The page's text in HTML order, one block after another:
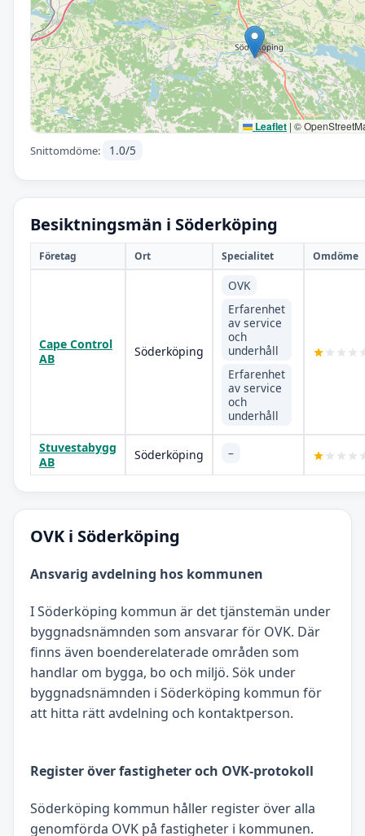
Leaflet | ©
Snittomdöme: 1.0/5
Besiktningsmän i Söderköping
Företag Ort Specialitet Omdöme
Cape Control
AB
Söderköping
OVK
Erfarenhet
av service
och
underhåll
Erfarenhet
av service
och
underhåll
Stuvestabygg
AB
Söderköping –
OVK i Söderköping
Ansvarig avdelning hos kommunen
I Söderköping kommun är det tjänstemän under
byggnadsnämnden som ansvarar för OVK. Där
finns även boenderelaterade områden som
handlar om bygga, bo och miljö. Sök under
byggnadsnämnden i Söderköping kommun för
att hitta rätt avdelning och kontaktperson.
Register över fastigheter och OVK-protokoll
Söderköping kommun håller register över alla
genomförda OVK på fastigheter i kommunen.